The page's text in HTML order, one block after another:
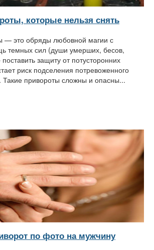
которые нельзя снять
— это обряды любовной магии с
темных сил (души умерших, бесов,
защиту от потусторонних
риск подселения потревоженного
Такие привороты сложны и опасны...
по фото на мужчину